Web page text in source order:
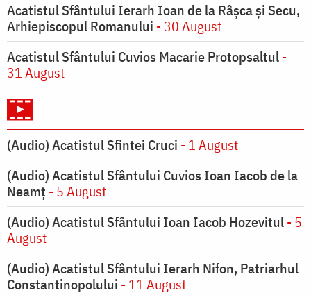
Acatistul Sfântului Ierarh Ioan de la Râşca şi Secu,
Arhiepiscopul Romanului - 30 August
Acatistul Sfântului Cuvios Macarie Protopsaltul-
31 August
(Audio) Acatistul Sfintei Cruci - 1 August
(Audio) Acatistul Sfântului Cuvios Ioan Iacob de la
Neamț - 5 August
(Audio) Acatistul Sfântului Ioan Iacob Hozevitul- 5
August
(Audio) Acatistul Sfântului Ierarh Nifon, Patriarhul
Constantinopolului - 11 August